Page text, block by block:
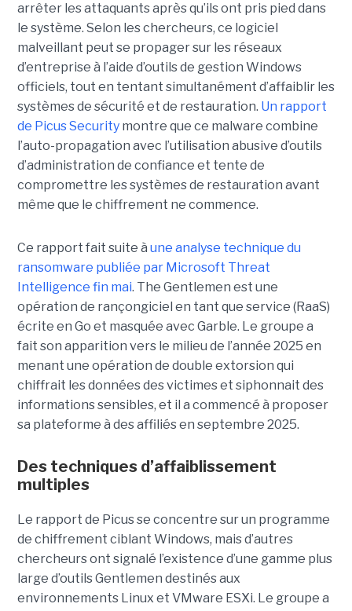
arrêter les attaquants après qu’ils ont pris pied dans
le système. Selon les chercheurs, ce logiciel
malveillant peut se propager sur les réseaux
d’entreprise à l’aide d’outils de gestion Windows
officiels, tout en tentant simultanément d’affaiblir les
systèmes de sécurité et de restauration. Un rapport
de Picus Securitymontre que ce malware combine
l’auto-propagation avec l’utilisation abusive d’outils
d’administration de confiance et tente de
compromettre les systèmes de restauration avant
même que le chiffrement ne commence.
Ce rapport fait suite à une analyse technique du
ransomware publiée par Microsoft Threat
Intelligence fin mai. The Gentlemen est une
opération de rançongiciel en tant que service (RaaS)
écrite en Go et masquée avec Garble. Le groupe a
fait son apparition vers le milieu de l’année 2025 en
menant une opération de double extorsion qui
chiffrait les données des victimes et siphonnait des
informations sensibles, et il a commencé à proposer
sa plateforme à des affiliés en septembre 2025.
Des techniques d’affaiblissement
multiples
Le rapport de Picus se concentre sur un programme
de chiffrement ciblant Windows, mais d’autres
chercheurs ont signalé l’existence d’une gamme plus
large d’outils Gentlemen destinés aux
environnements Linux et VMware ESXi. Le groupe a